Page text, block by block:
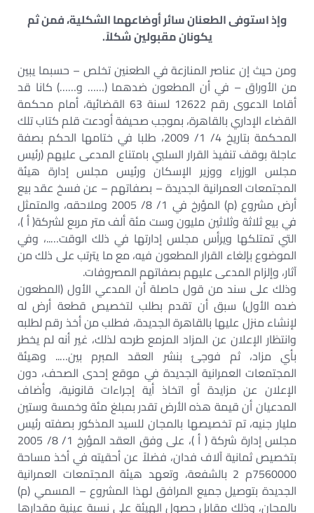
وإذ استوفى الطعنان سائر أوضاعهما الشكلية، فمن ثم
يكونان مقبولين شكلاً.
ومن حيث إن عناصر المنازعة في الطعنين تخلص – حسبما يبين
من الأوراق – في أن المطعون ضدهما (…… و……) كانا قد
أقاما الدعوى رقم 12622 لسنة 63 القضائية، أمام محكمة
القضاء الإداري بالقاهرة، بموجب صحيفة أودعت قلم كتاب تلك
المحكمة بتاريخ 4/ 1/ 2009، طلبا في ختامها الحكم بصفة
عاجلة بوقف تنفيذ القرار السلبي بامتناع المدعى عليهم (رئيس
مجلس الوزراء ووزير الإسكان ورئيس مجلس إدارة هيئة
المجتمعات العمرانية الجديدة – بصفاتهم – عن فسخ عقد بيع
أرض مشروع (م) المؤرخ في 1/ 8/ 2005 وملاحقه، والمتمثل
في بيع ثلاثة وثلاثين مليون وست مئة ألف متر مربع لشركة( أ )،
التي تمتلكها ويرأس مجلس إدارتها في ذلك الوقت…..، وفي
الموضوع بإلغاء القرار المطعون فيه، مع ما يترتب على ذلك من
آثار، وإلزام المدعى عليهم بصفاتهم المصروفات.
وذلك على سند من قول حاصلة أن المدعي الأول (المطعون
ضده الأول) سبق أن تقدم بطلب لتخصيص قطعة أرض له
لإنشاء منزل عليها بالقاهرة الجديدة، فطلب من أخذ رقم لطلبه
وانتظار الإعلان عن المزاد المزمع طرحه لذلك، غير أنه لم يخطر
بأي مزاد، ثم فوجئ بنشر العقد المبرم بين….. وهيئة
المجتمعات العمرانية الجديدة في موقع إحدى الصحف، دون
الإعلان عن مزايدة أو اتخاذ أية إجراءات قانونية، وأضاف
المدعيان أن قيمة هذه الأرض تقدر بمبلغ مئة وخمسة وستين
مليار جنيه، تم تخصيصها بالمجان للسيد المذكور بصفته رئيس
مجلس إدارة شركة ( أ )، على وفق العقد المؤرخ 1/ 8/ 2005
بتخصيص ثمانية آلاف فدان، فضلاً عن أحقيته في أخذ مساحة
7560000م 2 بالشفعة، وتعهد هيئة المجتمعات العمرانية
الجديدة بتوصيل جميع المرافق لهذا المشروع – المسمي (م)
بالمجان، وذلك مقابل حصول الهيئة على نسبة عينية مقدارها